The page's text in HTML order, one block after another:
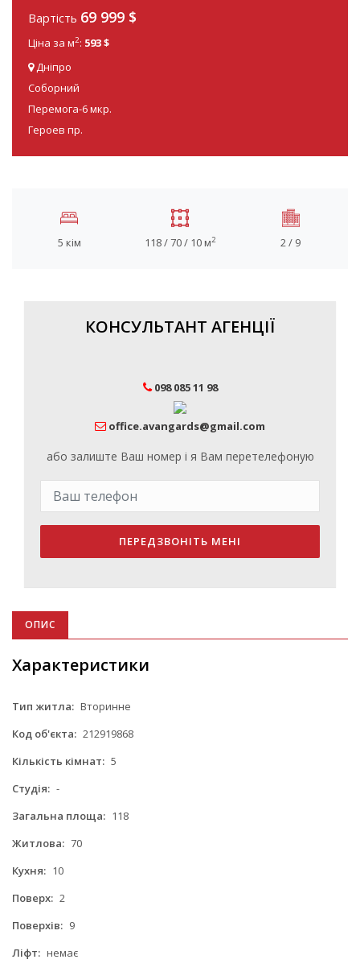
Вартість 69 999 $
Ціна за м2: 593 $
Дніпро
Соборний
Перемога-6 мкр.
Героев пр.
5 кім 118 / 70 / 10 м2 2 / 9
КОНСУЛЬТАНТ АГЕНЦІЇ
098 085 11 98
office.avangards@gmail.com
або залиште Ваш номер і я Вам перетелефоную
ПЕРЕДЗВОНІТЬ МЕНІ
ОПИС
Характеристики
Тип житла: Вторинне
Код об'єкта: 212919868
Кількість кімнат: 5
Студія: -
Загальна площа: 118
Житлова: 70
Кухня: 10
Поверх: 2
Поверхів: 9
Ліфт: немає